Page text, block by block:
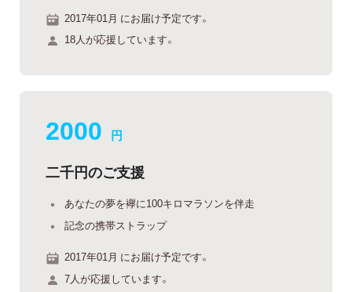
2017年01月 にお届け予定です。
18人が応援しています。
2000 円
二千円のご支援
あなたの夢を襷に100キロマラソンを伴走
記念の携帯ストラップ
2017年01月 にお届け予定です。
7人が応援しています。